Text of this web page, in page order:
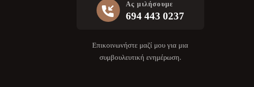
Ας μιλήσουμε
694 443 0237
Επικοινωνήστε μαζί μου για μια
συμβουλευτική ενημέρωση.